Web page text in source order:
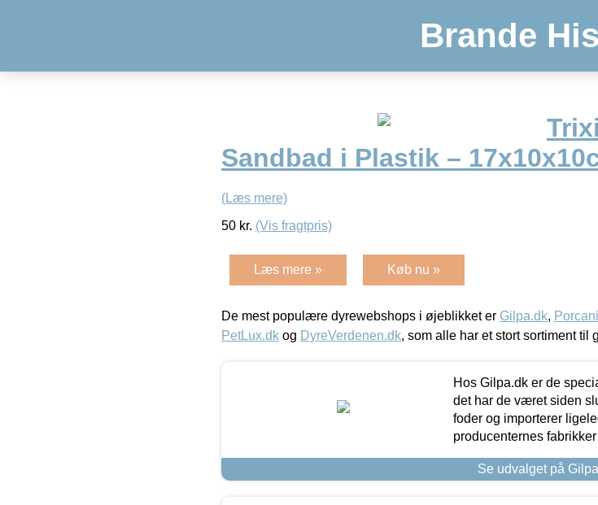
Brande
Sandbad i Plastik –
(Læs mere)
50 kr. (Vis fragtpris)
Læs mere » Køb nu »
De mest populære dyrewebshops i øjeblikket er Gilpa.dk,
PetLux.dk og DyreVerdenen.dk, som alle har et stort sortiment til
Hos Gilpa.dk er de
det har de været siden
foder og importerer
producenternes
Se udvalget på